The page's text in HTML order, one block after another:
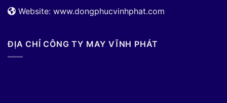
Website: www.dongphucvinhphat.com
ĐỊA CHỈ CÔNG TY MAY VĨNH PHÁT